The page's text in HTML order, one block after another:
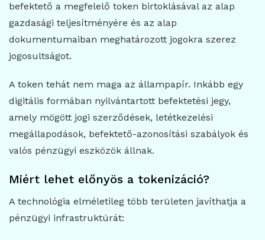
befektető a megfelelő token birtoklásával az alap
gazdasági teljesítményére és az alap
dokumentumaiban meghatározott jogokra szerez
jogosultságot.
A token tehát nem maga az állampapír. Inkább egy
digitális formában nyilvántartott befektetési jegy,
amely mögött jogi szerződések, letétkezelési
megállapodások, befektető-azonosítási szabályok és
valós pénzügyi eszközök állnak.
Miért lehet előnyös a tokenizáció?
A technológia elméletileg több területen javíthatja a
pénzügyi infrastruktúrát: